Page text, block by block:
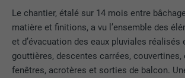
Le chantier, étalé sur 14 mois entre
matière et finitions, a vu l’ensemble des
et d’évacuation des eaux pluviales réalisés
gouttières, descentes carrées, couvertines,
fenêtres, acrotères et sorties de balcon.